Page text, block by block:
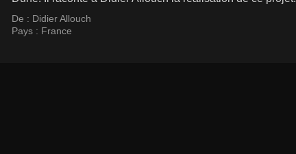
De : Didier Allouch
Pays : France